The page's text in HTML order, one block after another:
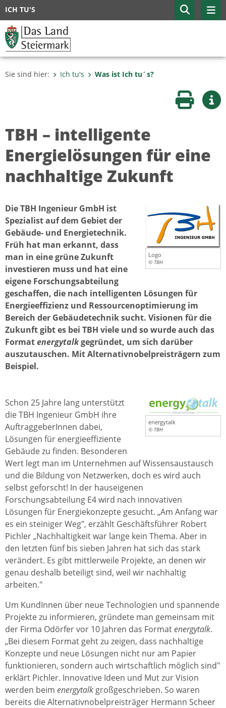
ICH TU'S
Sie sind hier: Ich tu's Was ist Ich tu´s?
Seite
TBH – intelligente
Energielösungen für eine
nachhaltige Zukunft
Logo
© TBH
Die TBH Ingenieur GmbH ist
Spezialist auf dem Gebiet der
Gebäude- und Energietechnik.
Früh hat man erkannt, dass
man in eine grüne Zukunft
investieren muss und hat eine
eigene Forschungsabteilung
geschaffen, die nach intelligenten Lösungen für
Energieeffizienz und Ressourcenoptimierung im
Bereich der Gebäudetechnik sucht. Visionen für die
Zukunft gibt es bei TBH viele und so wurde auch das
Formatenergytalkgegründet, um sich darüber
auszutauschen. Mit Alternativnobelpreisträgern zum
Beispiel.
energytalk
© TBH
Schon 25 Jahre lang unterstützt
die TBH Ingenieur GmbH ihre
AuftraggeberInnen dabei,
Lösungen für energieeffiziente
Gebäude zu finden. Besonderen
Wert legt man im Unternehmen auf Wissensaustausch
und die Bildung von Netzwerken, doch es wird auch
selbst geforscht! In der hauseigenen
Forschungsabteilung E4 wird nach innovativen
Lösungen für Energiekonzepte gesucht. „Am Anfang war
es ein steiniger Weg", erzählt Geschäftsführer Robert
Pichler „Nachhaltigkeit war lange kein Thema. Aber in
den letzten fünf bis sieben Jahren hat sich das stark
verändert. Es gibt mittlerweile Projekte, an denen wir
genau deshalb beteiligt sind, weil wir nachhaltig
arbeiten."
Um KundInnen über neue Technologien und spannende
Projekte zu informieren, gründete man gemeinsam mit
der Firma Odörfer vor 10 Jahren das Formatenergytalk.
„Bei diesem Format geht zu zeigen, dass nachhaltige
Konzepte und neue Lösungen nicht nur am Papier
funktionieren, sondern auch wirtschaftlich möglich sind"
erklärt Pichler. Innovative Ideen und Mut zur Vision
werden beim energytalk großgeschrieben. So waren
bereits die Alternativnobelpreisträger Hermann Scheer